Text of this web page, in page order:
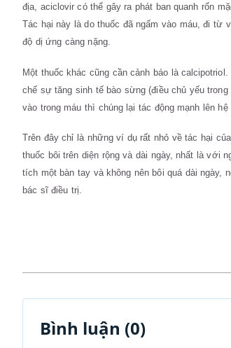
địa, aciclovir có thể gây ra phát ban quanh rốn
Tác hại này là do thuốc đã ngấm vào máu, đi từ
độ dị ứng càng nặng.
Một thuốc khác cũng cần cảnh báo là
chế sự tăng sinh tế bào sừng (điều chủ yếu
vào trong máu thì chúng lại tác động mạnh lên
Trên đây chỉ là những ví dụ rất nhỏ về tác hại
thuốc bôi trên diện rộng và dài ngày, nhất là với
tích một bàn tay và không nên bôi quá dài
bác sĩ điều trị.
Bình luận (0)